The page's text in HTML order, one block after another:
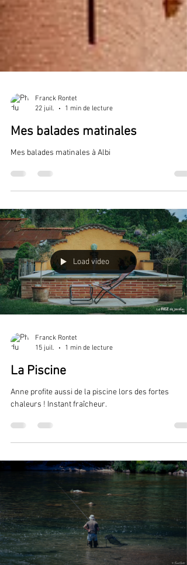
Franck Rontet
Mes balades matinales
Load video
Franck Rontet
La Piscine
Anne profite aussi de la piscine lors des fortes